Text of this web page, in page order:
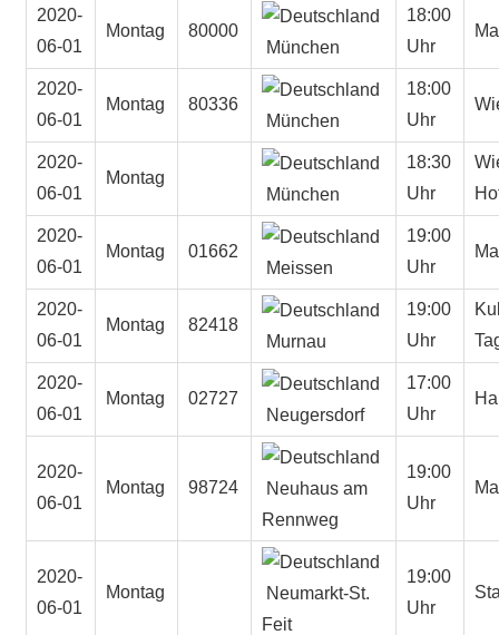
2020-
06-01
Montag
80000
München
18:00
Uhr
2020-
06-01
Montag
80336
München
18:00
Uhr
2020-
06-01
Montag
München
18:30
Uhr
2020-
06-01
Montag
01662
Meissen
19:00
Uhr
2020-
06-01
Montag
82418
Murnau
19:00
Uhr
2020-
06-01
Montag
02727
Neugersdorf
17:00
Uhr
2020-
06-01
Montag 98724
Neuhaus am
Rennweg
19:00
Uhr
2020-
06-01
Montag
Neumarkt-St.
Feit
19:00
Uhr